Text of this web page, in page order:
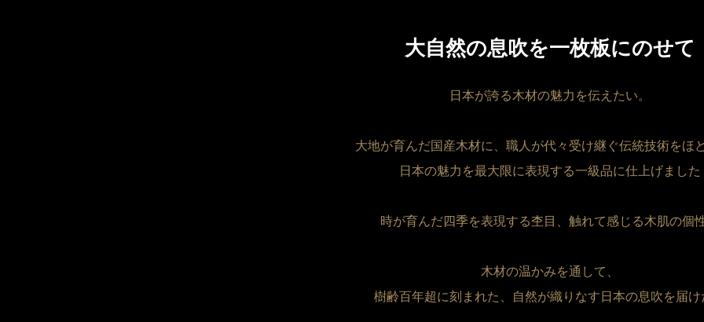
大自然の息吹を一枚板にのせて
日本が誇る木材の魅力を伝えたい。
大地が育んだ国産木材に、職人が代々受け継ぐ伝統技術をほ
日本の魅力を最大限に表現する一級品に仕上げました
時が育んだ四季を表現する杢目、触れて感じる木肌の個
木材の温かみを通して、
樹齢百年超に刻まれた、自然が織りなす日本の息吹を届け